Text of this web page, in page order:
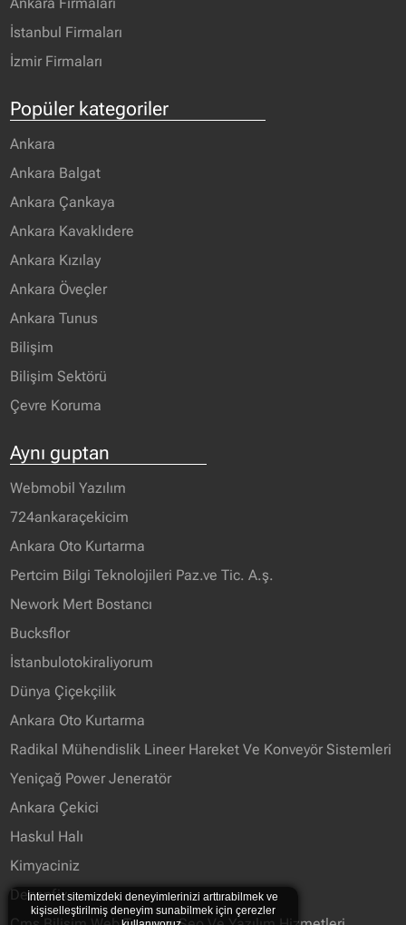
İstanbul Firmaları
İzmir Firmaları
Popüler kategoriler
Ankara
Ankara Balgat
Ankara Çankaya
Ankara Kavaklıdere
Ankara Kızılay
Ankara Öveçler
Ankara Tunus
Bilişim
Bilişim Sektörü
Çevre Koruma
Aynı guptan
Webmobil Yazılım
724ankaraçekicim
Ankara Oto Kurtarma
Pertcim Bilgi Teknolojileri Paz.ve Tic. A.ş.
Nework Mert Bostancı
Bucksflor
İstanbulotokiraliyorum
Dünya Çiçekçilik
Ankara Oto Kurtarma
Radikal Mühendislik Lineer Hareket Ve Konveyör Sistemleri
Yeniçağ Power Jeneratör
Ankara Çekici
Haskul Halı
Kimyaciniz
Dezenfix
İnternet sitemizdeki deneyimlerinizi arttırabilmek ve
kişiselleştirilmiş deneyim sunabilmek için çerezler